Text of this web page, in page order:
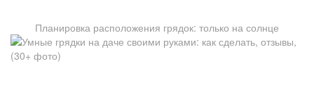
Планировка расположения грядок: только на солнце